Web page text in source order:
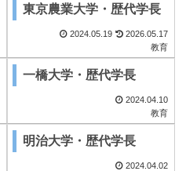
東京農業大学・歴代学長
2024.05.19
2026.05.17
教育
一橋大学・歴代学長
2024.04.10
教育
明治大学・歴代学長
2024.04.02